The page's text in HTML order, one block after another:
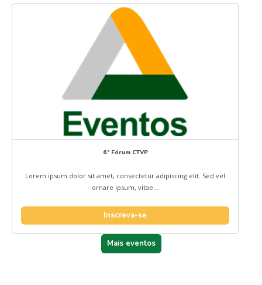
6.º Fórum CTVP
Lorem ipsum dolor sit amet, consectetur adipiscing elit. Sed vel
ornare ipsum, vitae...
Inscreva-se
Mais eventos